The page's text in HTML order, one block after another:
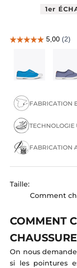
1er
FABRICATION
TECHNOLOGIE
FABRICATION
Taille:
Comment
COMMENT
On nous
si les pointures